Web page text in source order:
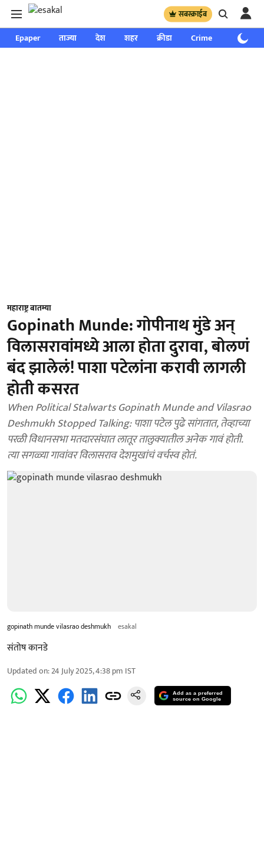
सबस्क्राईब
Epaper ताज्या देश शहर क्रीडा Crime साप्ताहिक
महाराष्ट्र बातम्या
Gopinath Munde: गोपीनाथ मुंडे अन्
विलासरावांमध्ये आला होता दुरावा, बोलणं
बंद झालेलं! पाशा पटेलांना करावी लागली
होती कसरत
When Political Stalwarts Gopinath Munde and Vilasrao
Deshmukh Stopped Talking: पाशा पटेल पुढे सांगतात, तेव्हाच्या
परळी विधानसभा मतदारसंघात लातूर तालुक्यातील अनेक गावं होती.
त्या सगळ्या गावांवर विलासराव देशमुखांचं वर्चस्व होतं.
gopinath munde vilasrao deshmukh esakal
संतोष कानडे
Updated on:24 July 2025, 4:38 pm IST
Add as a preferred
source on Google